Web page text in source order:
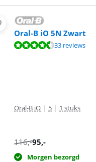
Oral-B iO 5N Zwart
de 10, gebaseerd op 33 reviews.
33 reviews
Oral-B iO | 5 | 1 stuks
116,-95,-
Morgen bezorgd